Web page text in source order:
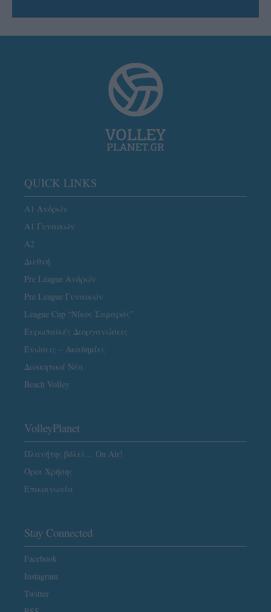
QUICK LINKS
Α1 Ανδρών
Α1 Γυναικών
A2
Διεθνή
Pre League Ανδρών
Pre League Γυναικών
League Cup “Νίκος Σαμαράς”
Ευρωπαϊκές Διοργανώσεις
Ενώσεις – Ακαδημίες
Διοικητικά Νέα
Beach Volley
VolleyPlanet
Πλανήτης βόλεϊ… On Air!
Όροι Χρήσης
Επικοινωνία
Stay Connected
Facebook
Instagram
Twitter